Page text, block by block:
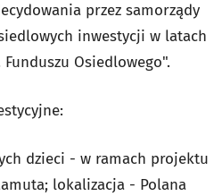
przez samorządy
inwestycji w latach
Funduszu Osiedlowego".
dzieci - w ramach projektu
lokalizacja - Polana